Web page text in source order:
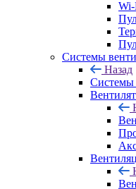
Wi-
Системы
Назад
Системы